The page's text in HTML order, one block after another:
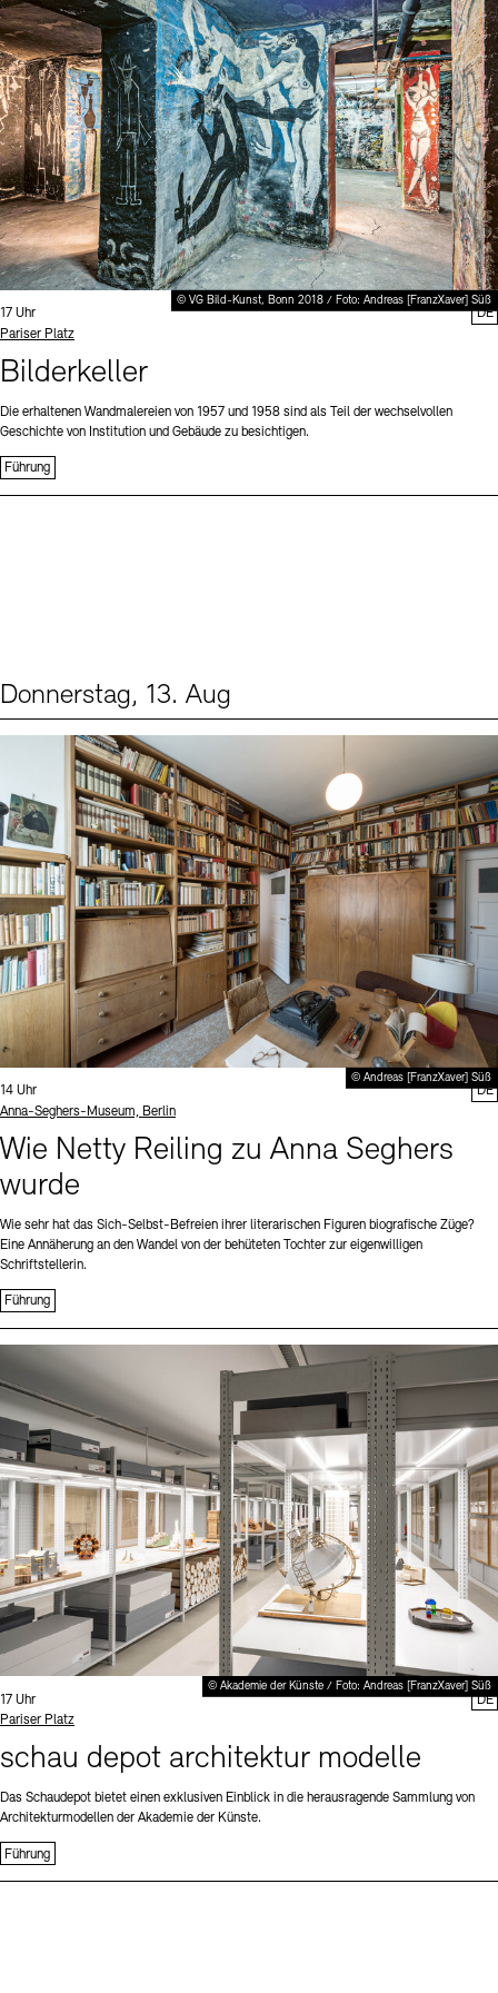
Stellenangebote Newsletter Presse
Nachhaltigkeit Kontakt
Digitale Sammlungen Exil-Archive
© VG Bild-Kunst, Bonn 2018 / Foto: Andreas [FranzXaver] Süß
Uhrzeit:
17 Uhr
Standort
Pariser Platz
Bilderkeller
Die erhaltenen Wandmalereien von 1957 und 1958 sind als Teil der wechselvollen
Geschichte von Institution und Gebäude zu besichtigen.
Führung
DE
Donnerstag, 13. Aug
© Andreas [FranzXaver] Süß
Uhrzeit:
14 Uhr
Standort
Anna-Seghers-Museum, Berlin
Wie Netty Reiling zu Anna Seghers
wurde
Wie sehr hat das Sich-Selbst-Befreien ihrer literarischen Figuren biografische Züge?
Eine Annäherung an den Wandel von der behüteten Tochter zur eigenwilligen
Schriftstellerin.
Führung
DE
© Akademie der Künste / Foto: Andreas [FranzXaver] Süß
Uhrzeit:
17 Uhr
Standort
Pariser Platz
schau depot architektur modelle
Das Schaudepot bietet einen exklusiven Einblick in die herausragende Sammlung von
Architekturmodellen der Akademie der Künste.
Führung
DE